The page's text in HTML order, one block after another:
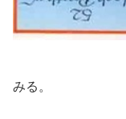
みる。